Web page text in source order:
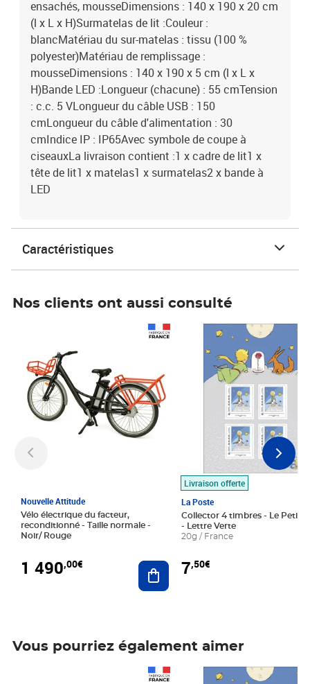
ensachés, mousseDimensions : 140 x 190 x 20 cm
(l x L x H)Surmatelas de lit :Couleur :
blancMatériau du sur-matelas : tissu (100 %
polyester)Matériau de remplissage :
mousseDimensions : 140 x 190 x 5 cm (l x L x
H)Bande LED :Longueur (chacune) : 55 cmTension
: c.c. 5 VLongueur du câble USB : 150
cmLongueur du câble d'alimentation : 30
cmIndice IP : IP65Avec symbole de coupe à
ciseauxLa livraison contient :1 x cadre de lit1 x
tête de lit1 x matelas1 x surmatelas2 x bande à
LED
Caractéristiques
Nos clients ont aussi consulté
Nouvelle Attitude
Vélo électrique du facteur,
reconditionné - Taille normale -
Noir/ Rouge
1 490,00€ Ajouter au panier
Livraison offerte
La Poste
Collector 4 timbres - Le Petit
- Lettre Verte
20g / France
7,50€
Prix 7,50€
Vous pourriez également aimer
Prix 7,50€